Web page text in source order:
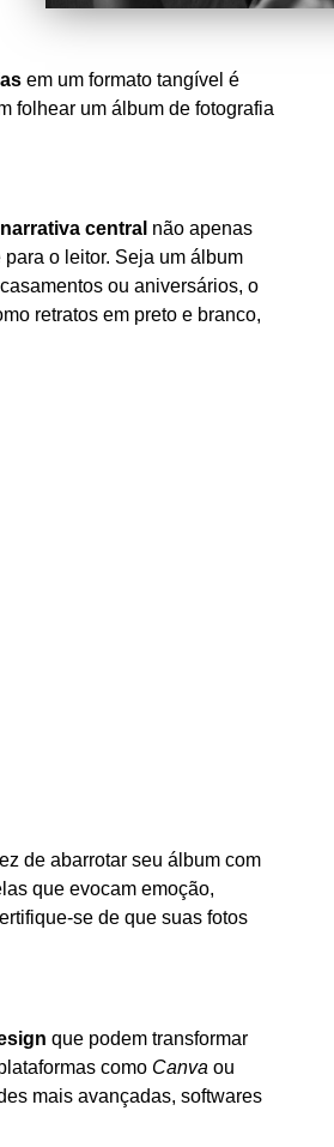
em um formato tangível é
folhear um álbum de fotografia
central não apenas
o leitor. Seja um álbum
ou aniversários, o
retratos em preto e branco,
de abarrotar seu álbum com
que evocam emoção,
se de que suas fotos
que podem transformar
como Canva ou
mais avançadas, softwares